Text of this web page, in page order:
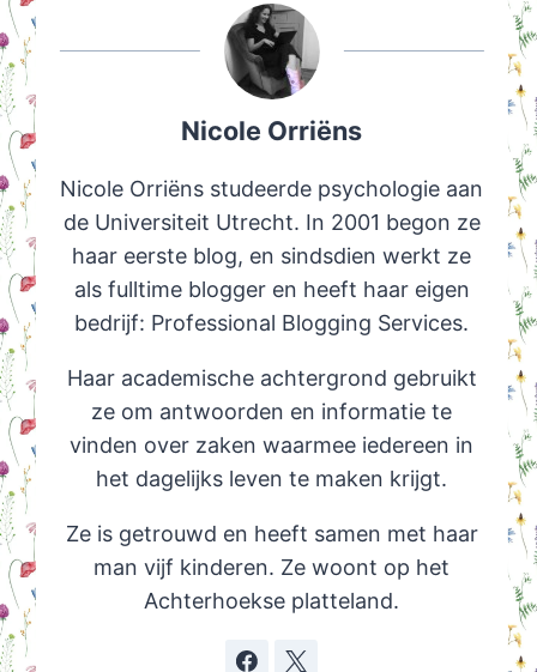
Nicole Orriëns
Nicole Orriëns studeerde psychologie aan
de Universiteit Utrecht. In 2001 begon ze
haar eerste blog, en sindsdien werkt ze
als fulltime blogger en heeft haar eigen
bedrijf: Professional Blogging Services.
Haar academische achtergrond gebruikt
ze om antwoorden en informatie te
vinden over zaken waarmee iedereen in
het dagelijks leven te maken krijgt.
Ze is getrouwd en heeft samen met haar
man vijf kinderen. Ze woont op het
Achterhoekse platteland.